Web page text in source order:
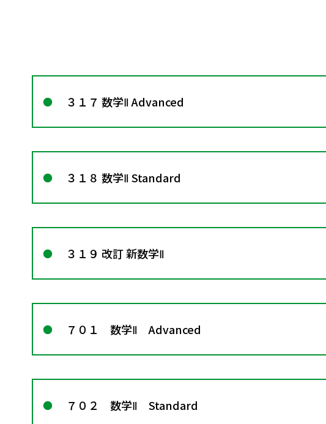
３１７ 数学Ⅱ Advanced
３１８ 数学Ⅱ Standard
３１９ 改訂 新数学Ⅱ
７０１ 数学Ⅱ Advanced
７０２ 数学Ⅱ Standard